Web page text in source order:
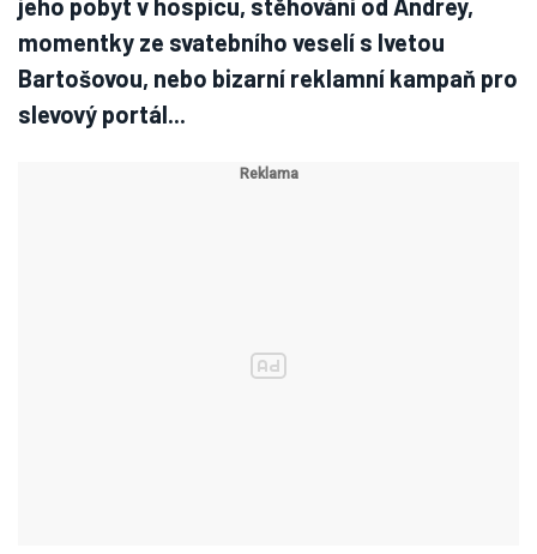
jeho pobyt v hospicu, stěhování od Andrey,
momentky ze svatebního veselí s Ivetou
Bartošovou, nebo bizarní reklamní kampaň pro
slevový portál...